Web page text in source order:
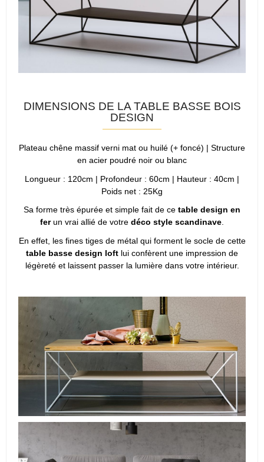
DIMENSIONS DE LA TABLE BASSE BOIS
DESIGN
Plateau chêne massif verni mat ou huilé (+ foncé) | Structure
en acier poudré noir ou blanc
Longueur : 120cm | Profondeur : 60cm | Hauteur : 40cm |
Poids net : 25Kg
Sa forme très épurée et simple fait de ce table design en
ferun vrai allié de votre déco style scandinave
En effet, les fines tiges de métal qui forment le socle de cette
table basse design loft lui confèrent une impression de
légèreté et laissent passer la lumière dans votre intérieur.